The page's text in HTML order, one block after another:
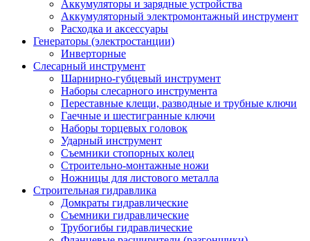
Аккумуляторы и зарядные устройства
Аккумуляторный электромонтажный инструмент
Расходка и аксессуары
Генераторы (электростанции)
Инверторные
Слесарный инструмент
Шарнирно-губцевый инструмент
Наборы слесарного инструмента
Переставные клещи, разводные и трубные ключи
Гаечные и шестигранные ключи
Наборы торцевых головок
Ударный инструмент
Съемники стопорных колец
Строительно-монтажные ножи
Ножницы для листового металла
Строительная гидравлика
Домкраты гидравлические
Съемники гидравлические
Трубогибы гидравлические